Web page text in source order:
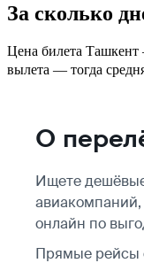
За сколько
Цена билета Ташкент
вылета — тогда
О
Ищете
онлайн по
Прямые рейсы